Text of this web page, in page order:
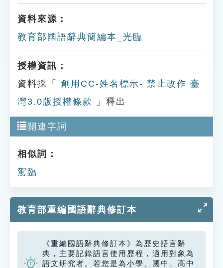
資料來源：
教育部國語辭典簡編本_光臨
授權資訊：
資料採「
創用CC-姓名標示- 禁止改作 臺
灣3.0版授權條款
」釋出
關連字詞
相似詞：
駕臨
教育部重編國語辭典修訂本
《重編國語辭典修訂本》為歷史語言辭
典，主要記錄語言使用歷程，適用對象為
語文研究者。若您是為小學、國中、高中